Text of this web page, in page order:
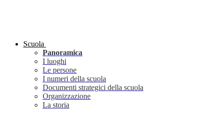
Scuola
Panoramica
I luoghi
Le persone
I numeri della scuola
Documenti strategici della scuola
Organizzazione
La storia